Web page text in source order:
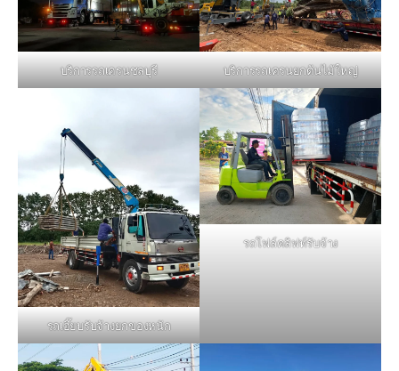
บริการรถเครนชลบุรี บริการรถเครนยกต้นไม้ใหญ่
รถเฮี๊ยบรับจ้างยกของหนัก
รถโฟล์คลิฟท์รับจ้าง